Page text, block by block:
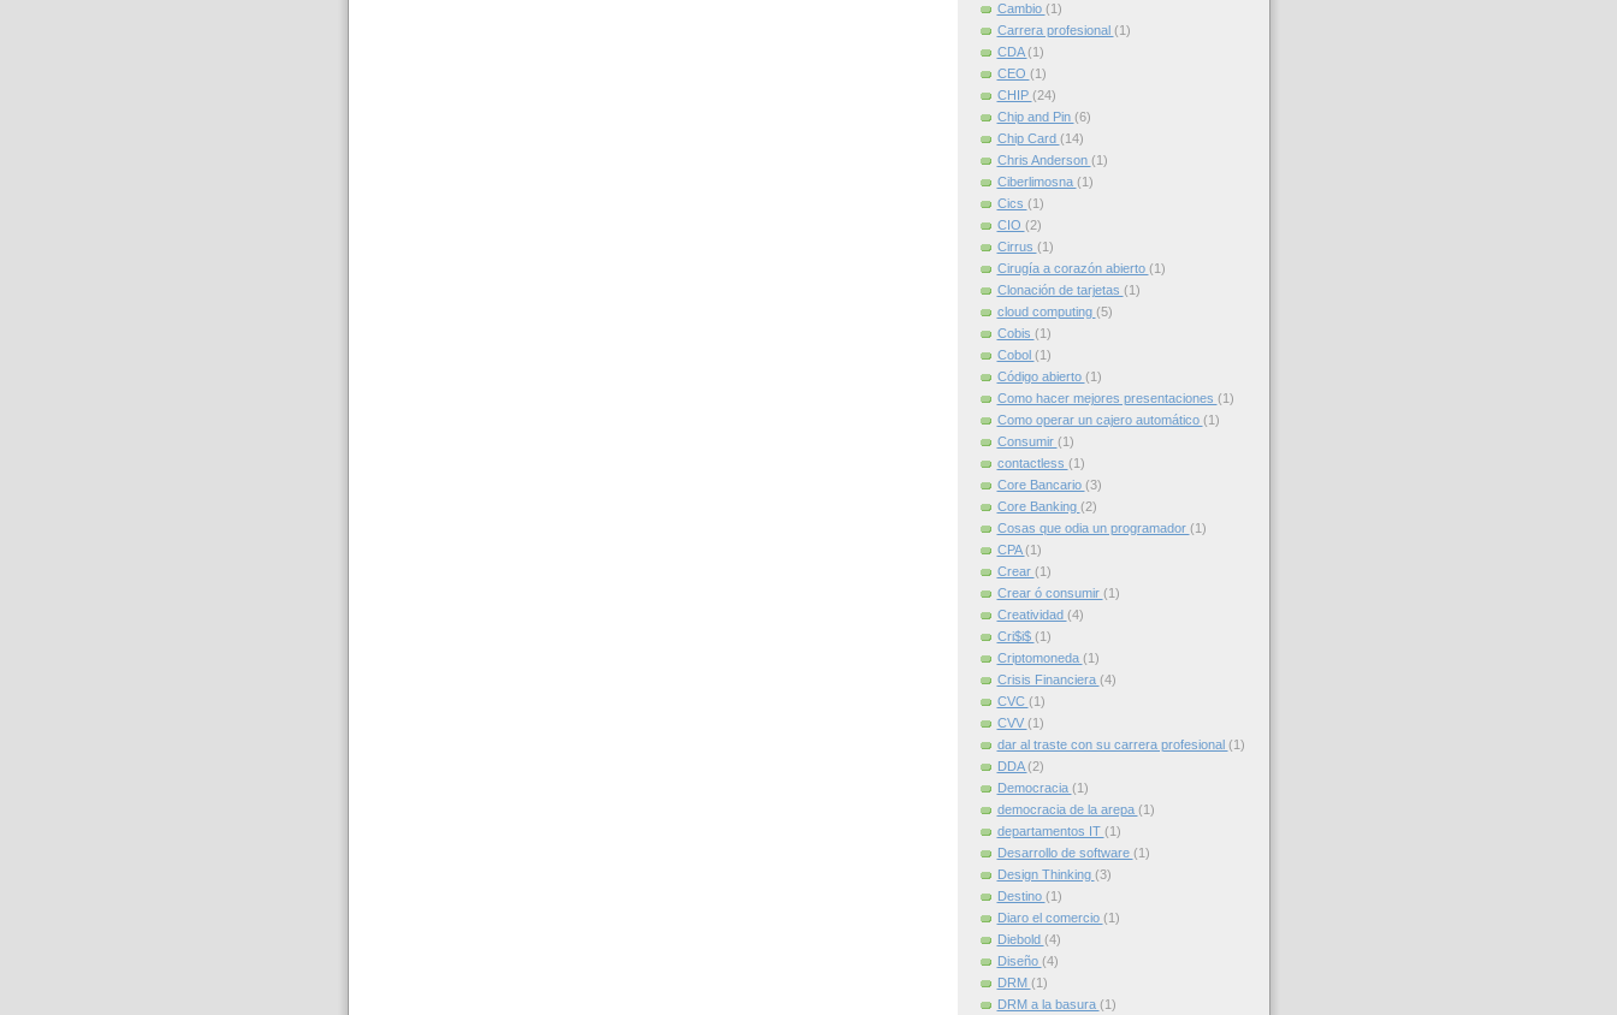
Cambio (1)
Carrera profesional (1)
CDA(1)
CEO (1)
CHIP (24)
Chip and Pin (6)
Chip Card (14)
Chris Anderson (1)
Ciberlimosna (1)
Cics (1)
CIO (2)
Cirrus (1)
Cirugía a corazón abierto (1)
Clonación de tarjetas (1)
cloud computing (5)
Cobis (1)
Cobol (1)
Código abierto (1)
Como hacer mejores presentaciones (1)
Como operar un cajero automático (1)
Consumir (1)
contactless (1)
Core Bancario (3)
Core Banking (2)
Cosas que odia un programador (1)
CPA(1)
Crear (1)
Crear ó consumir (1)
Creatividad (4)
Cri$i$ (1)
Criptomoneda (1)
Crisis Financiera (4)
CVC (1)
CVV (1)
dar al traste con su carrera profesional (1)
DDA(2)
Democracia (1)
democracia de la arepa (1)
departamentos IT (1)
Desarrollo de software (1)
Design Thinking (3)
Destino (1)
Diaro el comercio (1)
Diebold (4)
Diseño (4)
DRM (1)
DRM a la basura (1)